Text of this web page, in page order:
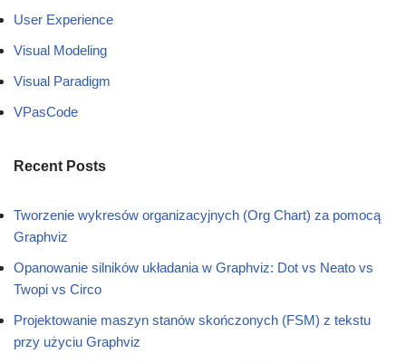
User Experience
Visual Modeling
Visual Paradigm
VPasCode
Recent Posts
Tworzenie wykresów organizacyjnych (Org Chart) za pomocą
Graphviz
Opanowanie silników układania w Graphviz: Dot vs Neato vs
Twopi vs Circo
Projektowanie maszyn stanów skończonych (FSM) z tekstu
przy użyciu Graphviz